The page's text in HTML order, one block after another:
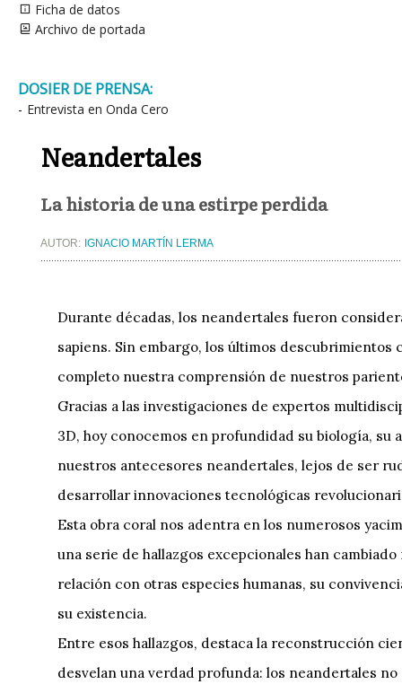
Ficha de datos
Archivo de portada
DOSIER DE PRENSA:
- Entrevista en Onda Cero
Neandertales
La historia de una estirpe perdida
AUTOR: IGNACIO MARTÍN LERMA
Durante décadas, los neandertales fueron
sapiens. Sin embargo, los últimos
completo nuestra comprensión de nuestros
Gracias a las investigaciones de expertos
3D, hoy conocemos en profundidad su biología,
nuestros antecesores neandertales, lejos de ser
desarrollar innovaciones tecnológicas
Esta obra coral nos adentra en los numerosos
una serie de hallazgos excepcionales han
relación con otras especies humanas, su
su existencia.
Entre esos hallazgos, destaca la reconstrucción
desvelan una verdad profunda: los neandertales